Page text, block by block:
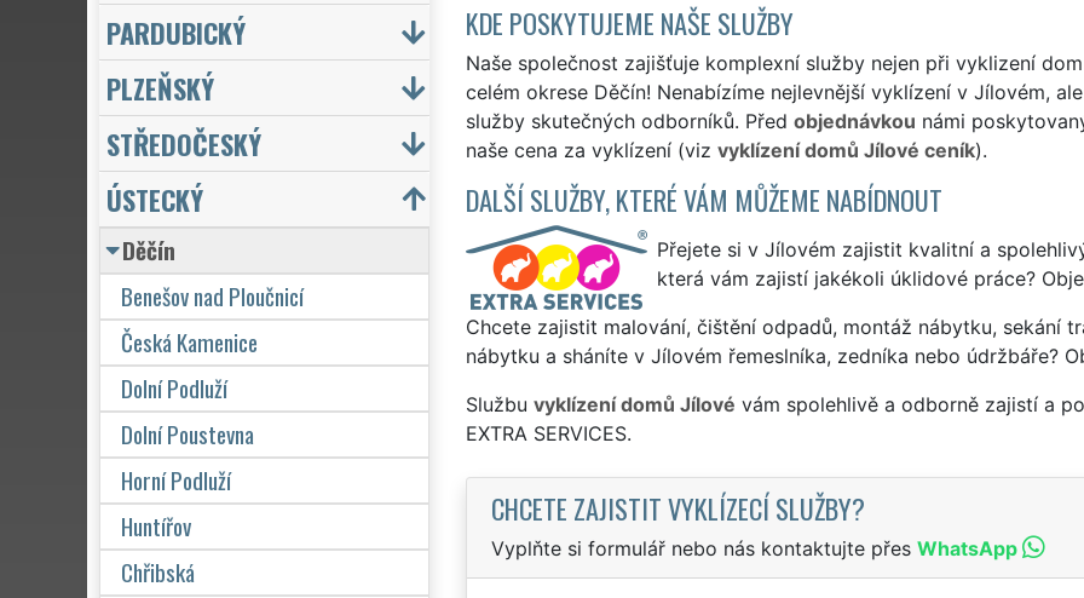
KDE POSKYTUJEME NAŠE SLUŽBY
Naše společnost zajišťuje komplexní služby nejen při vyklizení
celém okrese Děčín! Nenabízíme nejlevnější vyklízení v Jílovém,
služby skutečných odborníků. Před objednávkou námi
naše cena za vyklízení (viz vyklízení domů Jílové ceník).
DALŠÍ SLUŽBY, KTERÉ VÁM MŮŽEME NABÍDNOUT
Přejete si v Jílovém zajistit kvalitní a
která vám zajistí jakékoli úklidové práce?
Chcete zajistit malování, čištění odpadů, montáž nábytku, sekání
nábytku a sháníte v Jílovém řemeslníka, zedníka nebo údržbáře?
Službu vyklízení domů Jílové vám spolehlivě a odborně zajistí a
EXTRA SERVICES.
CHCETE ZAJISTIT VYKLÍZECÍ SLUŽBY?
Vyplňte si formulář nebo nás kontaktujte přes WhatsApp
PARDUBICKÝ
PLZEŇSKÝ
STŘEDOČESKÝ
ÚSTECKÝ
Děčín
Benešov nad Ploučnicí
Česká Kamenice
Dolní Podluží
Dolní Poustevna
Horní Podluží
Huntířov
Chřibská